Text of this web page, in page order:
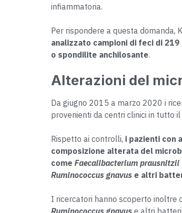
infiammatoria.
Per rispondere a questa domanda,
analizzato campioni di feci di
o spondilite anchilosante.
Alterazioni del
Da giugno 2015 a marzo 2020 i
provenienti da centri clinici in tutto il
Rispetto ai controlli, i pazienti con
composizione alterata del
come Faecalibacterium prausnitzii
Ruminococcus gnavus e altri
I ricercatori hanno scoperto inoltre
Ruminococcus gnavus e altri